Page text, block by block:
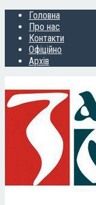
Головна
Про нас
Контакти
Офіційно
Архів